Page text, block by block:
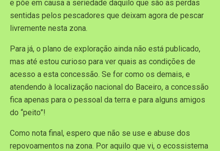
e põe em causa a seriedade daquilo que são as perdas
sentidas pelos pescadores que deixam agora de pescar
livremente nesta zona.
Para já, o plano de exploração ainda não está publicado,
mas até estou curioso para ver quais as condições de
acesso a esta concessão. Se for como os demais, e
atendendo à localização nacional do Baceiro, a concessão
fica apenas para o pessoal da terra e para alguns amigos
do “peito”!
Como nota final, espero que não se use e abuse dos
repovoamentos na zona. Por aquilo que vi, o ecossistema